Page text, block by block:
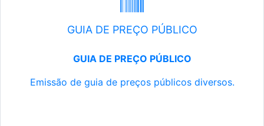
GUIA DE PREÇO PÚBLICO
GUIA DE PREÇO PÚBLICO
Emissão de guia de preços públicos diversos.